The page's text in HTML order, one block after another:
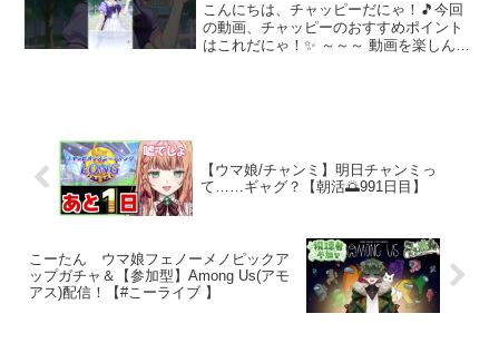
こんにちは、チャッピーだにゃ！🎵今回
の動画、チャッピーのおすすめポイント
はこれだにゃ！✨ ～～～ 動画を楽しんだ
【ウマ娘/チャンミ】明日チャンミっ
て……ギャグ？【朝活🌅991日目】
こーたん ウマ娘フェノーメノピックア
ップガチャ＆【参加型】Among Us(アモ
アス)配信！【#こーライブ 】